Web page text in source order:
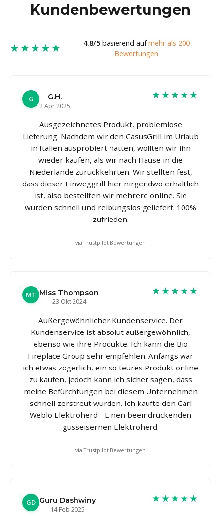
Kundenbewertungen
★★★★★ 4.8/5basierend aufmehr als 200
Bewertungen
G
G.H.
2 Apr 2025
★★★★★
Ausgezeichnetes Produkt, problemlose
Lieferung. Nachdem wir den CasusGrill im Urlaub
in Italien ausprobiert hatten, wollten wir ihn
wieder kaufen, als wir nach Hause in die
Niederlande zurückkehrten. Wir stellten fest,
dass dieser Einweggrill hier nirgendwo erhältlich
ist, also bestellten wir mehrere online. Sie
wurden schnell und reibungslos geliefert. 100%
zufrieden.
via Trustpilot Bewertungen
MT Miss Thompson
23 Okt 2024
★★★★★
Außergewöhnlicher Kundenservice. Der
Kundenservice ist absolut außergewöhnlich,
ebenso wie ihre Produkte. Ich kann die Bio
Fireplace Group sehr empfehlen. Anfangs war
ich etwas zögerlich, ein so teures Produkt online
zu kaufen, jedoch kann ich sicher sagen, dass
meine Befürchtungen bei diesem Unternehmen
schnell zerstreut wurden. Ich kaufte den Carl
Weblo Elektroherd - Einen beeindruckenden
gusseisernen Elektroherd.
via Trustpilot Bewertungen
GD Guru Dashwiny
14 Feb 2025
★★★★★